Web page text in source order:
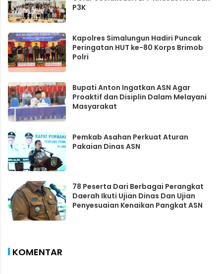
P3K
Kapolres Simalungun Hadiri Puncak
Peringatan HUT ke-80 Korps Brimob
Polri
Bupati Anton Ingatkan ASN Agar
Proaktif dan Disiplin Dalam Melayani
Masyarakat
Pemkab Asahan Perkuat Aturan
Pakaian Dinas ASN
78 Peserta Dari Berbagai Perangkat
Daerah Ikuti Ujian Dinas Dan Ujian
Penyesuaian Kenaikan Pangkat ASN
KOMENTAR